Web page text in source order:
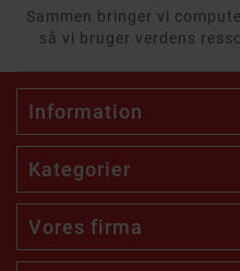
Sammen bringer vi
så vi bruger verdens
Information
Kategorier
Vores firma